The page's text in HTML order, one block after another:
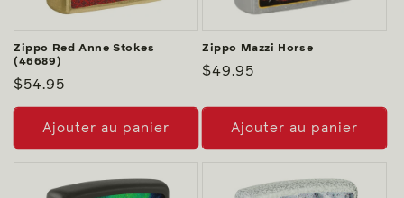
Zippo Red Anne Stokes
(46689)
Prix
habituel
$54.95
Ajouter au panier
Zippo Mazzi Horse
Prix
$49.95
Ajouter au panier